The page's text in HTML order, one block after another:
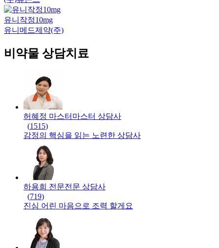
유니작정10mg
유니메드제약(주)
비약물 상담치료
허혜정 마스터 마스터 상담사
(1515)
감정의 핵심을 읽는 노련한 상담사
하용희 전문전문 상담사
(719)
진심 어린 마음으로 조력 할게요